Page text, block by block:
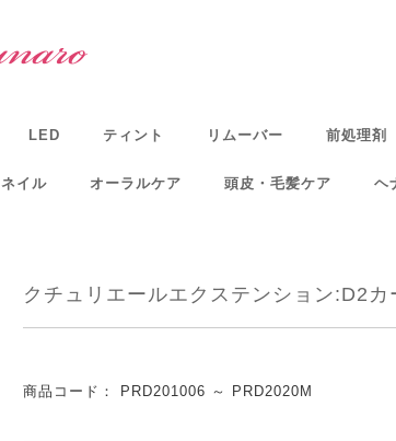
LED ティント リムーバー 前処理剤
ネイル オーラルケア 頭皮・毛髪ケア ヘ
クチュリエールエクステンション:D2カ
商品コード： PRD201006 ～ PRD2020M